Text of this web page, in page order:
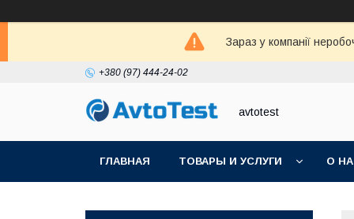
Зараз у компанії
+380 (97) 444-24-02
avtotest
ГЛАВНАЯ ТОВАРЫ И УСЛУГИ О